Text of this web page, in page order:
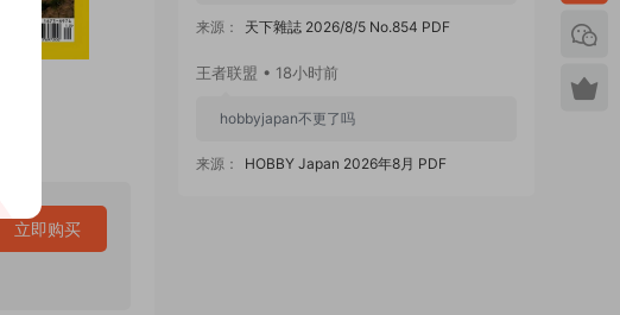
立即购买
来源： 天下雜誌 2026/8/5 No.854 PDF
王者联盟 • 18小时前
hobbyjapan不更了吗
来源： HOBBY Japan 2026年8月 PDF